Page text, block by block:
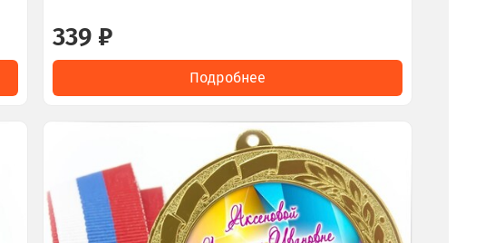
339 ₽
Подробнее